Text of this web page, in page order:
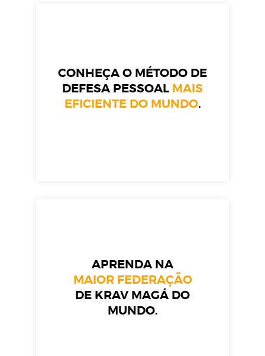
CONHEÇA O MÉTODO DE
DEFESA PESSOAL MAIS
EFICIENTE DO MUNDO.
APRENDA NA
MAIOR FEDERAÇÃO
DE KRAV MAGÁ DO
MUNDO.